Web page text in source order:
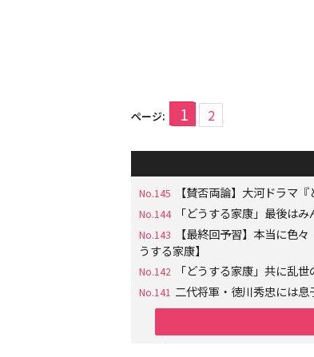
ページ: 1 2
No.145 【賛否両論】大河ドラマ
No.144 「どうする家康」最後は
No.143
【最終回予習】本当に色
うする家康】
No.142 「どうする家康」共に乱
No.141 二代将軍・徳川秀忠には